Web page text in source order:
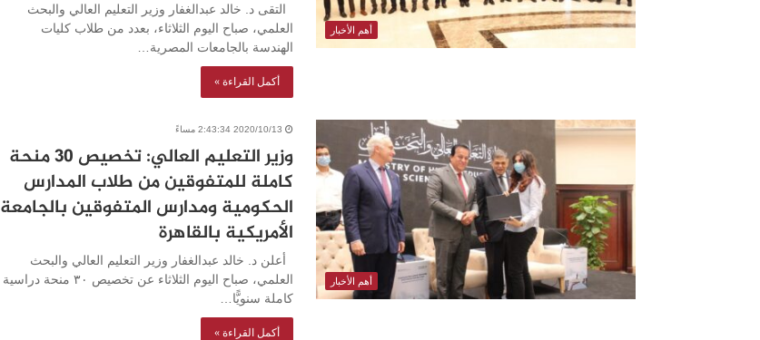
أهم الأخبار
التقى د. خالد عبدالغفار وزير التعليم العالي والبحث
العلمي، صباح اليوم الثلاثاء، بعدد من طلاب كليات
الهندسة بالجامعات المصرية…
أكمل القراءة »
أهم الأخبار
2020/10/13 2:43:34 مساءً
وزير التعليم العالي: تخصيص ٣٠ منحة
كاملة للمتفوقين من طلاب المدارس
الحكومية ومدارس المتفوقين بالجامعة
الأمريكية بالقاهرة
أعلن د. خالد عبدالغفار وزير التعليم العالي والبحث
العلمي، صباح اليوم الثلاثاء عن تخصيص ٣٠ منحة دراسية
كاملة سنويًّا…
أكمل القراءة »